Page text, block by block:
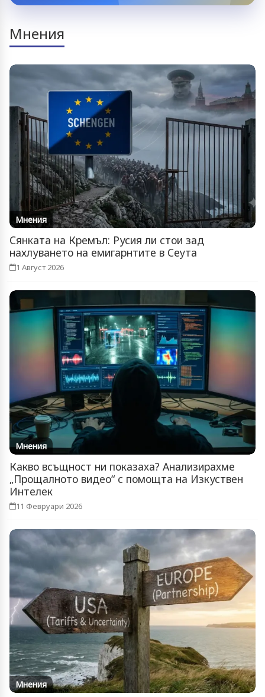
Мнения
Мнения
Сянката на Кремъл: Русия ли стои зад
нахлуването на емигарнтите в Сеута
1 Август 2026
Мнения
Какво всъщност ни показаха? Анализирахме
„Прощалното видео“ с помощта на Изкуствен
Интелек
11 Февруари 2026
Мнения